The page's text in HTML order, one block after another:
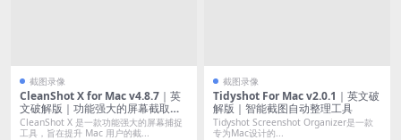
截图录像
CleanShot X for Mac v4.8.7｜英
文破解版｜功能强大的屏幕截取和
录制工具
CleanShot X 是一款功能强大的屏幕捕捉
工具，旨在提升 Mac 用户的截...
截图录像
Tidyshot For Mac v2.0.1｜英文破
解版｜智能截图自动整理工具
Tidyshot Screenshot Organizer是一款
专为Mac设计的...